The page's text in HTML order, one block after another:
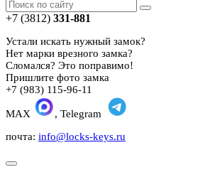
+7 (3812) 331-881
Устали искать нужный замок?
Нет марки врезного замка?
Сломался? Это поправимо!
Пришлите фото замка
+7 (983) 115-96-11
MAX
, Telegram
почта: info@locks-keys.ru